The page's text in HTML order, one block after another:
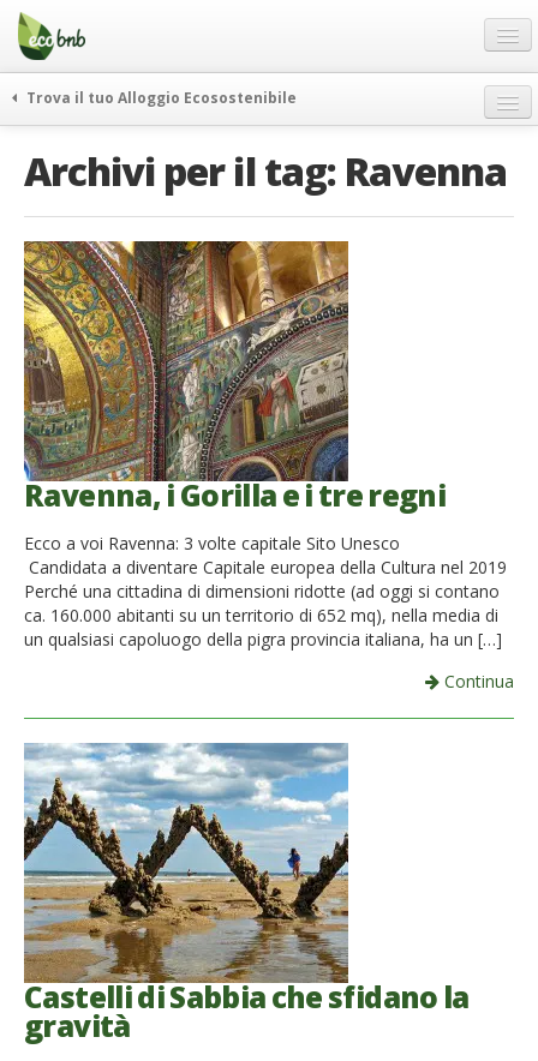
Menu
Salta
contenuto
Offerte Speciali
Regali
FAQ
Chi Siamo
Partner
Contatti
Italiano
German
English
French
Italiano
Trova il tuo Alloggio Ecosostenibile
itinerari
vivere e viaggiare verde
news ed eventi
ecohotel
rassegna stampa
Archivi per il tag: Ravenna
Ravenna, i Gorilla e i tre regni
Ecco a voi Ravenna: 3 volte capitale Sito Unesco
Candidata a diventare Capitale europea della Cultura nel 2019
Perché una cittadina di dimensioni ridotte (ad oggi si contano
ca. 160.000 abitanti su un territorio di 652 mq), nella media di
un qualsiasi capoluogo della pigra provincia italiana, ha un […]
Continua
Castelli di Sabbia che sfidano la
gravità